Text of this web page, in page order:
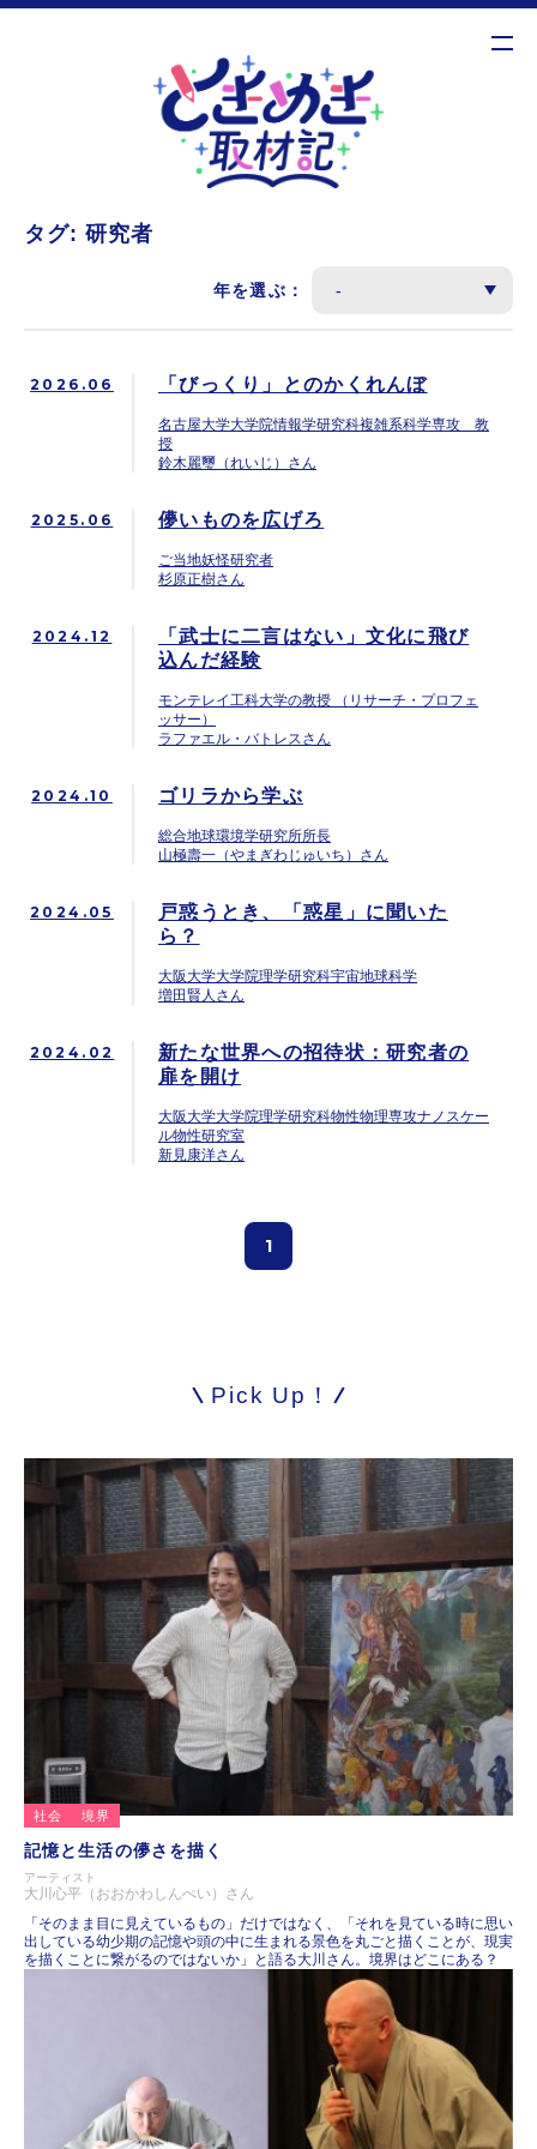
MENU
タグ:研究者
年を選ぶ：
2026.06 「びっくり」とのかくれんぼ
名古屋大学大学院情報学研究科複雑系科学専攻 教
授
鈴木麗璽（れいじ）さん
2025.06 儚いものを広げろ
ご当地妖怪研究者
杉原正樹さん
2024.12
「武士に二言はない」文化に飛び
込んだ経験
モンテレイ工科大学の教授 （リサーチ・プロフェ
ッサー）
ラファエル・バトレスさん
2024.10 ゴリラから学ぶ
総合地球環境学研究所所長
山極壽一（やまぎわじゅいち）さん
2024.05
戸惑うとき、「惑星」に聞いた
ら？
大阪大学大学院理学研究科宇宙地球科学
増田賢人さん
2024.02
新たな世界への招待状：研究者の
扉を開け
大阪大学大学院理学研究科物性物理専攻ナノスケー
ル物性研究室
新見康洋さん
1
Pick Up！
社会 境界
記憶と生活の儚さを描く
アーティスト
大川心平（おおかわしんぺい）さん
「そのまま目に見えているもの」だけではなく、「それを見ている時に思い
出している幼少期の記憶や頭の中に生まれる景色を丸ごと描くことが、現実
を描くことに繋がるのではないか」と語る大川さん。境界はどこにある？